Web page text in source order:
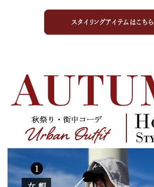
スタイリングアイテムはこちら